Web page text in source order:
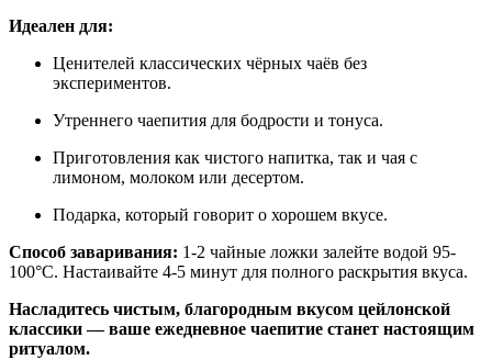
Идеален для:
Ценителей классических чёрных чаёв без
экспериментов.
Утреннего чаепития для бодрости и тонуса.
Приготовления как чистого напитка, так и чая с
лимоном, молоком или десертом.
Подарка, который говорит о хорошем вкусе.
Способ заваривания: 1-2 чайные ложки залейте водой 95-
100°C. Настаивайте 4-5 минут для полного раскрытия вкуса.
Насладитесь чистым, благородным вкусом цейлонской
классики — ваше ежедневное чаепитие станет настоящим
ритуалом.